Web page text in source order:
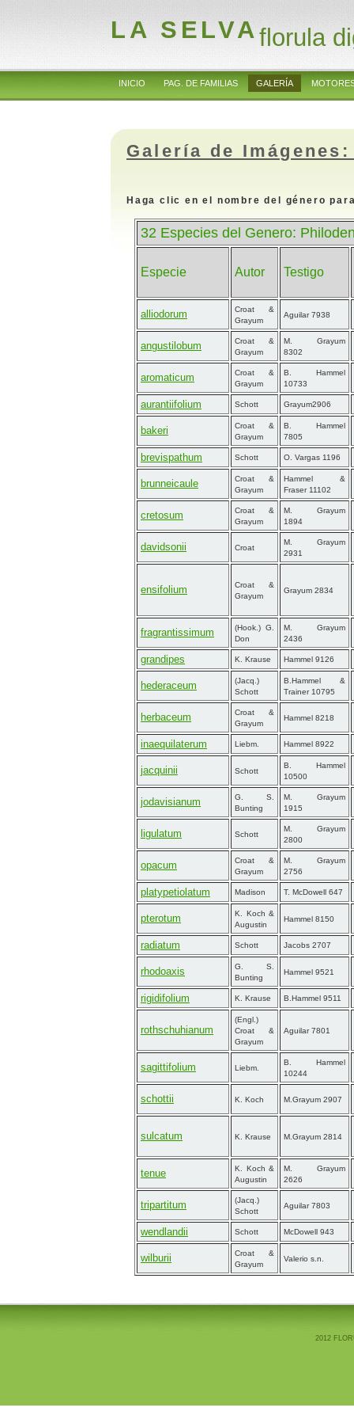
LA SELVAflorula
INICIO PAG. DE FAMILIAS GALERÍA
Galería de
Haga clic en el nombre del género
32 Especies del Genero:
Especie Autor Testigo
alliodorum
Croat &
Grayum
Aguilar 7938
angustilobum
Croat &
Grayum
M. Grayum
8302
aromaticum
Croat &
Grayum
B. Hammel
10733
aurantiifolium Schott Grayum2906
bakeri
Croat &
Grayum
B. Hammel
7805
brevispathum Schott O. Vargas 1196
brunneicaule
Croat &
Grayum
Hammel &
Fraser 11102
cretosum
Croat &
Grayum
M. Grayum
1894
davidsonii Croat
M. Grayum
2931
ensifolium
Croat &
Grayum
Grayum 2834
fragrantissimum
(Hook.) G.
Don
M. Grayum
2436
grandipes K. Krause Hammel 9126
hederaceum
(Jacq.)
Schott
B.Hammel &
Trainer 10795
herbaceum
Croat &
Grayum
Hammel 8218
inaequilaterum Liebm. Hammel 8922
jacquinii Schott
B. Hammel
10500
jodavisianum
G. S.
Bunting
M. Grayum
1915
ligulatum Schott
M. Grayum
2800
opacum
Croat &
Grayum
M. Grayum
2756
platypetiolatum Madison T. McDowell 647
pterotum
K. Koch &
Augustin
Hammel 8150
radiatum Schott Jacobs 2707
rhodoaxis
G. S.
Bunting
Hammel 9521
rigidifolium K. Krause B.Hammel 9511
rothschuhianum
(Engl.)
Croat &
Grayum
Aguilar 7801
sagittifolium Liebm.
B. Hammel
10244
schottii K. Koch M.Grayum 2907
sulcatum K. Krause M.Grayum 2814
tenue
K. Koch &
Augustin
M. Grayum
2626
tripartitum
(Jacq.)
Schott
Aguilar 7803
wendlandii Schott McDowell 943
wilburii
Croat &
Grayum
Valerio s.n.
2012